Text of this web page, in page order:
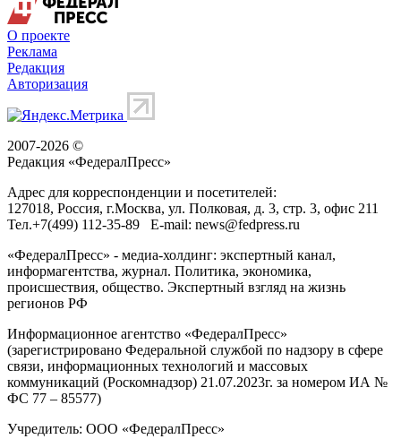
О проекте
Реклама
Редакция
Авторизация
2007-2026 ©
Редакция «ФедералПресс»
Адрес для корреспонденции и посетителей:
127018, Россия, г.Москва, ул. Полковая, д. 3, стр. 3, офис 211
Тел.+7(499) 112-35-89 E-mail: news@fedpress.ru
«ФедералПресс» - медиа-холдинг: экспертный канал,
информагентства, журнал. Политика, экономика,
происшествия, общество. Экспертный взгляд на жизнь
регионов РФ
Информационное агентство «ФедералПресс»
(зарегистрировано Федеральной службой по надзору в сфере
связи, информационных технологий и массовых
коммуникаций (Роскомнадзор) 21.07.2023г. за номером ИА №
ФС 77 – 85577)
Учредитель: ООО «ФедералПресс»